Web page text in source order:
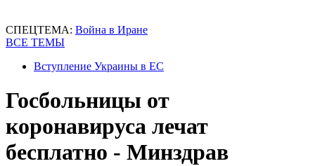
СПЕЦТЕМА: Война в Иране
ВСЕ ТЕМЫ
Вступление Украины в ЕС
Госбольницы от
коронавируса лечат
бесплатно - Минздрав